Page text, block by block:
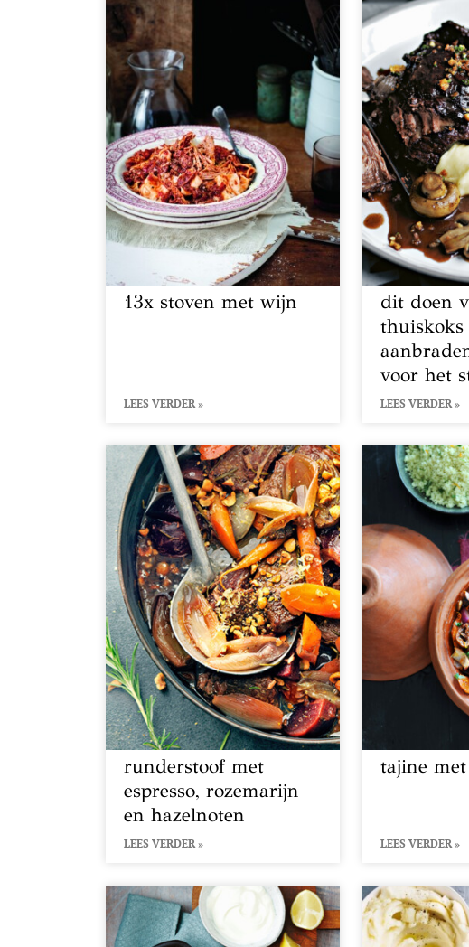
13x stoven met wijn
LEES VERDER »
dit doen
voor het
LEES VERDER »
runderstoof met
espresso, rozemarijn
en hazelnoten
LEES VERDER »
tajine
LEES VERDER »